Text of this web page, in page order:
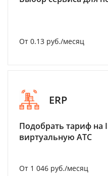
От 0.13 руб./месяц
ERP
Подобрать тариф на
виртуальную АТС
От 1 046 руб./месяц